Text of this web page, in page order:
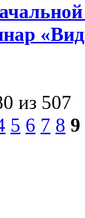
из 507
5 6 7 8 9